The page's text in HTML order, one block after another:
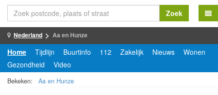
Zoek
Nederland Aa en Hunze
Home Tijdlijn Buurtinfo 112 Zakelijk Nieuws
Wonen
Gezondheid
Video
Bekeken: Aa en Hunze